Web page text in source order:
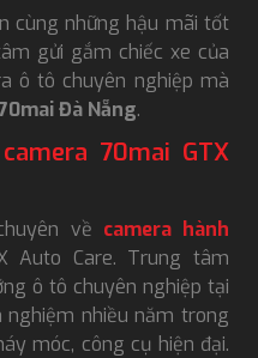
cùng những hậu mãi tốt
gửi gắm chiếc xe của
ô tô chuyên nghiệp mà
Đà Nẵng.
70mai GTX
về camera hành
Auto Care. Trung tâm
ô tô chuyên nghiệp tại
nghiệm nhiều năm trong
móc, công cụ hiện đại.